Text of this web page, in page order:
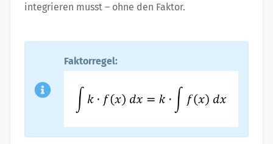
integrieren musst – ohne den Faktor.
Faktorregel: